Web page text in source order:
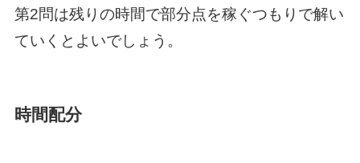
第2問は残りの時間で部分点を稼ぐつもりで解い
ていくとよいでしょう。
時間配分